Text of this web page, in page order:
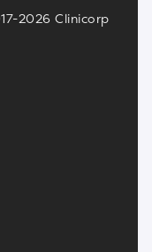
2026 Clinicorp